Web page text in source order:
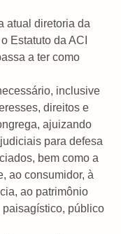
atual diretoria da
Estatuto da ACI
a ter como
inclusive
direitos e
ajuizando
para defesa
bem como a
ao consumidor, à
ao patrimônio
paisagístico, público